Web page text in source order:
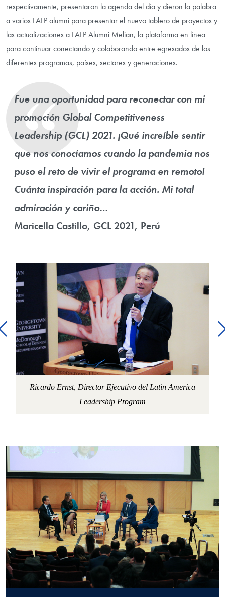
respectivamente, presentaron la agenda del día y dieron la palabra
a varios LALP alumni para presentar el nuevo tablero de proyectos y
las actualizaciones a LALP Alumni Melian, la plataforma en línea
para continuar conectando y colaborando entre egresados de los
diferentes programas, países, sectores y generaciones.
Fue una oportunidad para reconectar con ​mi
promoción Global Competitiveness
Leadership (GCL) 2021. ¡Qué increíble ​sentir
que nos conocíamos cuando la pandemia nos
puso el reto de vivir el programa en remoto!
Cuánta inspiración para la acción. Mi total
admiración y cariño…
Maricella Castillo, GCL 2021, Perú
Ricardo Ernst, Director Ejecutivo del Latin America
Leadership Program